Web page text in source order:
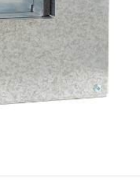
Lighting and
Electrical
Equipment
Complete